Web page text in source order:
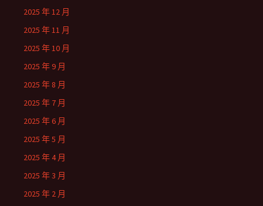
2025 年 12 月
2025 年 11 月
2025 年 10 月
2025 年 9 月
2025 年 8 月
2025 年 7 月
2025 年 6 月
2025 年 5 月
2025 年 4 月
2025 年 3 月
2025 年 2 月